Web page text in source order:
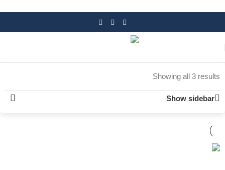
Showing all 3 results
Show sidebar